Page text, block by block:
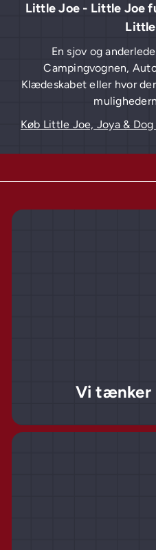
Little Joe - Little Joe
En sjov og
Campingvognen,
Klædeskabet eller hvor
Køb Little Joe, Joya & Dog
Vi tænker